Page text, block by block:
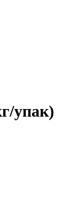
упак)